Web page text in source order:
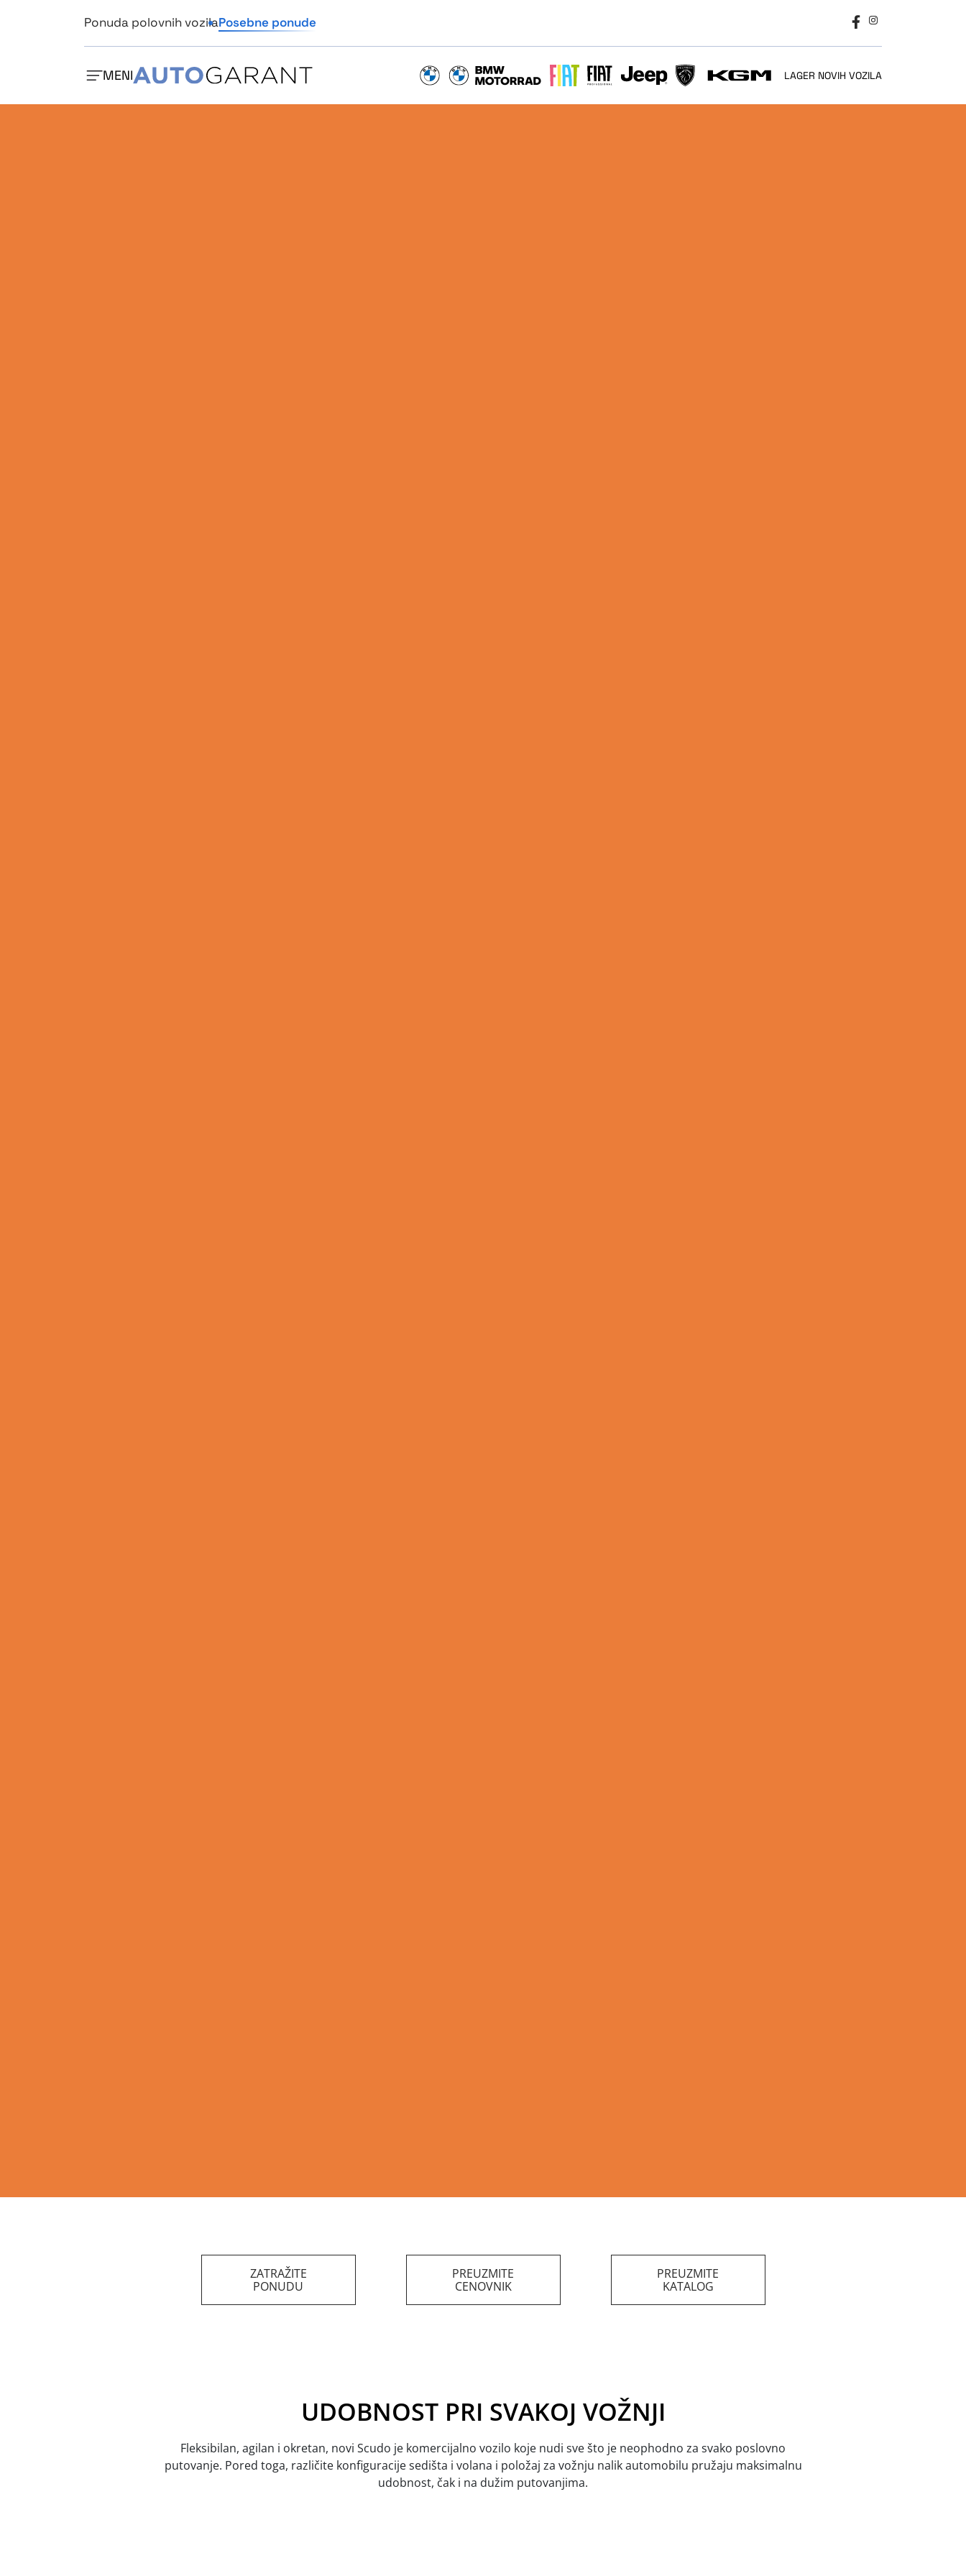
Ponuda polovnih vozilaPosebne ponude
MENI BMW BMW MOTORRAD FIAT FIAT PROFESSIONAL
JEEP PEUGEOT
KGM LAGER NOVIH VOZILA
ZATRAŽITE
PONUDU
PREUZMITE
CENOVNIK
PREUZMITE
KATALOG
UDOBNOST PRI SVAKOJ VOŽNJI
Fleksibilan, agilan i okretan, novi Scudo je komercijalno vozilo koje nudi sve što je neophodno za svako poslovno
putovanje. Pored toga, različite konfiguracije sedišta i volana i položaj za vožnju nalik automobilu pružaju maksimalnu
udobnost, čak i na dužim putovanjima.